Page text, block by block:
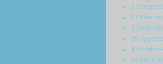
2
57
7
25
4
64